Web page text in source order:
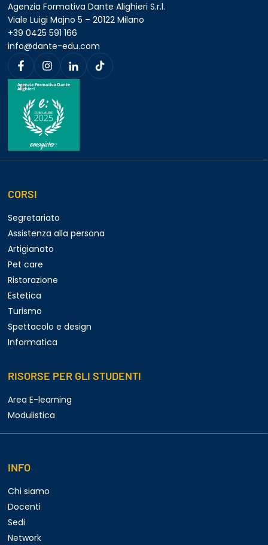
Agenzia Formativa Dante Alighieri S.r.l.
Viale Luigi Majno 5 – 20122 Milano
+39 0425 591 166
info@dante-edu.com
CORSI
Segretariato
Assistenza alla persona
Artigianato
Pet care
Ristorazione
Estetica
Turismo
Spettacolo e design
Informatica
RISORSE PER GLI STUDENTI
Area E-learning
Modulistica
INFO
Chi siamo
Docenti
Sedi
Network